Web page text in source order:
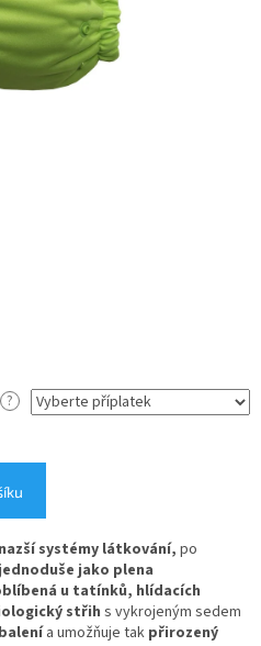
?
systémy látkování, po
jako plena
u tatínků, hlídacích
střih s vykrojeným sedem
a umožňuje tak přirozený